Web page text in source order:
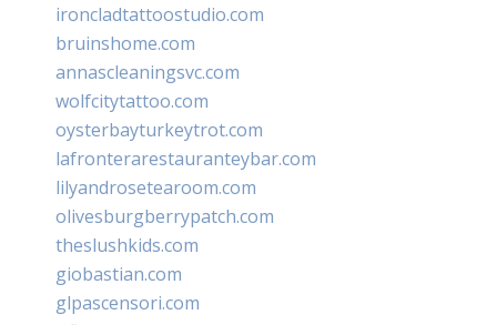
ironcladtattoostudio.com
bruinshome.com
annascleaningsvc.com
wolfcitytattoo.com
oysterbayturkeytrot.com
lafronterarestauranteybar.com
lilyandrosetearoom.com
olivesburgberrypatch.com
theslushkids.com
giobastian.com
glpascensori.com